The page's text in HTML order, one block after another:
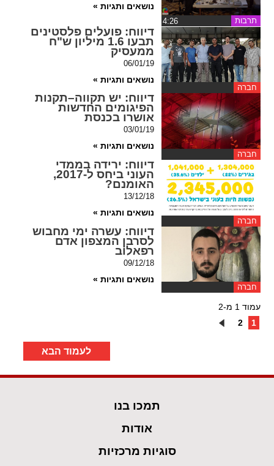
תרבות
נושאים ותגיות »
חברה
דיווח : פועלים פלסטינים
תבעו 1.6 מיליון ש"ח
ממעסיק
06/01/19
נושאים ותגיות »
חברה
דיווח : יש תקווה–תקנות
הפיגומים החדשות
אושרו בכנסת
03/01/19
נושאים ותגיות »
חברה
דיווח : ירידה בממדי
העוני ביחס ל-2017,
האומנם?
13/12/18
נושאים ותגיות »
חברה
דיווח : עשרה ימי מחבוש
לסרבן המצפון אדם
רפאלוב
09/12/18
נושאים ותגיות »
עמוד 1 מ-2
1
2
לעמוד הבא
תמכו בנו
אודות
סוגיות מרכזיות